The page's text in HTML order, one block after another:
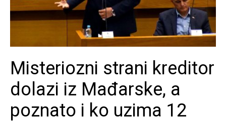
Misteriozni strani kreditor
dolazi iz Mađarske, a
poznato i ko uzima 12